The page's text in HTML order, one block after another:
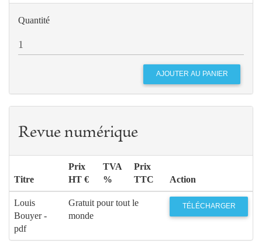
Quantité
Revue numérique
Titre
Prix
HT €
TVA
%
Prix
TTC
Action
Louis
Bouyer -
pdf
Gratuit pour tout le
monde
TÉLÉCHARGER